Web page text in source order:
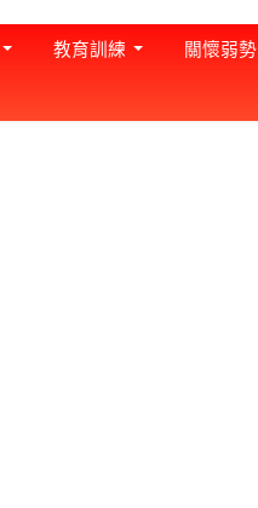
教育訓練 關懷弱勢